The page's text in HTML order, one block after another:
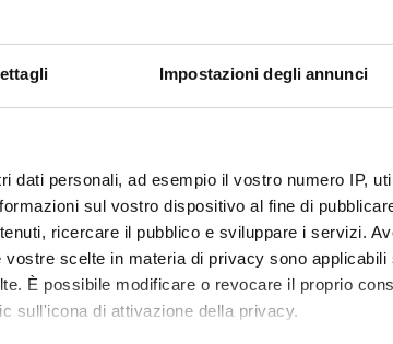
Impostazioni degli annunci
dati personali, ad esempio il vostro numero IP,
sul vostro dispositivo al fine di
ricercare il pubblico e sviluppare i servizi.
scelte in materia di privacy sono applicabili
È possibile modificare o revocare il proprio
sull'icona di attivazione della privacy.
23 febbraio 2012